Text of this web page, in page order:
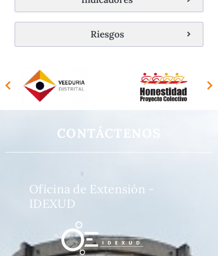
Riesgos
CONTÁCTENOS
Oficina de Extensión -
IDEXUD